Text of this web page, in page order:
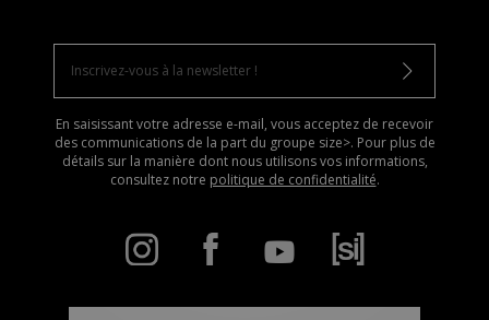
En saisissant votre adresse e-mail, vous acceptez de recevoir
des communications de la part du groupe size>. Pour plus de
détails sur la manière dont nous utilisons vos informations,
consultez notre politique de confidentialité.